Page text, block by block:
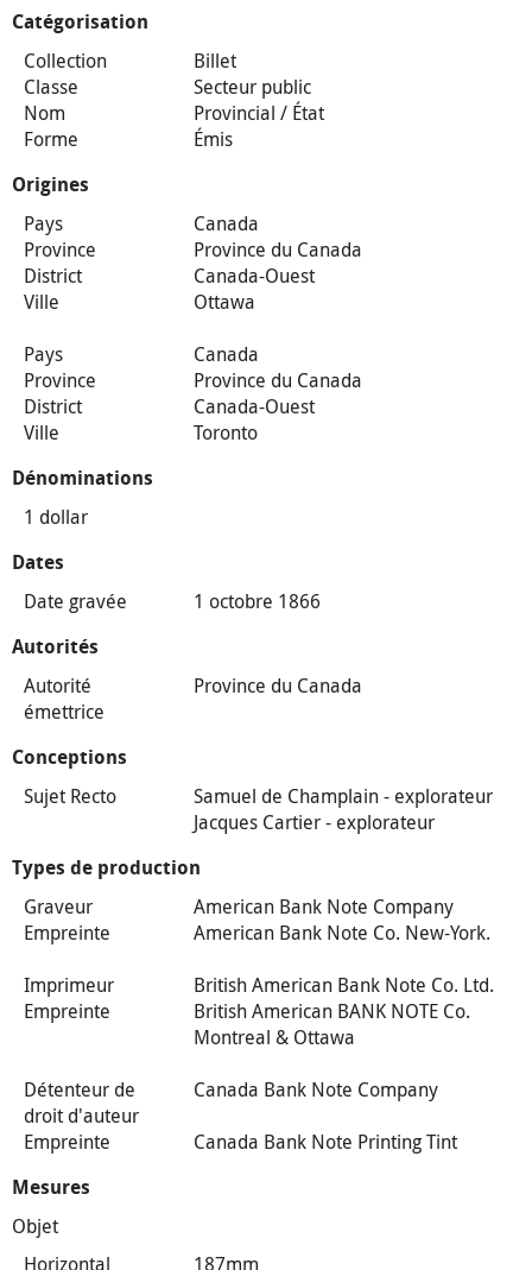
Catégorisation
Collection
Billet
Classe
Secteur public
Nom
Provincial / État
Forme
Émis
Origines
Pays
Canada
Province
Province du Canada
District
Canada-Ouest
Ville
Ottawa
Pays
Canada
Province
Province du Canada
District
Canada-Ouest
Ville
Toronto
Dénominations
1 dollar
Dates
Date gravée 1 octobre 1866
Autorités
Autorité
émettrice
Province du Canada
Conceptions
Sujet Recto
Samuel de Champlain - explorateur
Jacques Cartier - explorateur
Types de production
Graveur
American Bank Note Company
Empreinte
American Bank Note Co. New-York.
Imprimeur
British American Bank Note Co. Ltd.
Empreinte
British American BANK NOTE Co.
Montreal & Ottawa
Détenteur de
droit d'auteur
Canada Bank Note Company
Empreinte
Canada Bank Note Printing Tint
Mesures
Objet
Horizontal
187mm